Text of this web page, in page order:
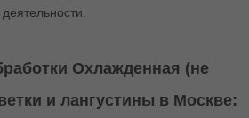
Охлажденная (не
и лангустины в Москве: